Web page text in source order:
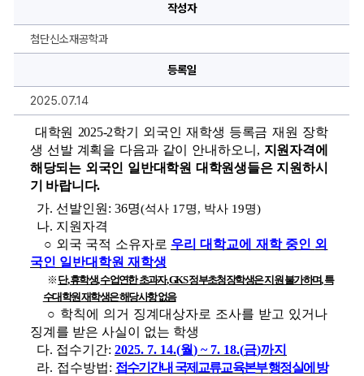
원
학
작성자
첨단신소재공학과
등록일
2025.07.14
대학원 2025-2학기 외국인 재학생 등록금 재원 장학
생 선발 계획을 다음과 같이 안내하오니 , 지원자격에
해당되는 외국인 일반대학원 대학원생들은 지원하시
기 바랍니다.
가. 선발인원 : 36명(석사 17명, 박사 19명)
나. 지원자격
○ 외국 국적 소유자로 우리 대학교에 재학 중인 외
국인 일반대학원 재학생
※ 단, 휴학생, 수업연한 초과자, GKS 정부초청장학생은 지원 불가하며, 특
수대학원 재학생은 해당사항 없음
○ 학칙에 의거 징계대상자로 조사를 받고 있거나
징계를 받은 사실이 없는 학생
다. 접수기간: 2025. 7. 14.(월) ~ 7. 18.(금)까지
라. 접수방법: 접수기간내 국제교류교육본부 행정실에 방